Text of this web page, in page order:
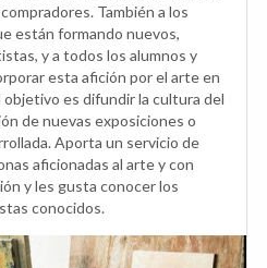
También a los
están formando nuevos,
y a todos los alumnos y
esta afición por el arte en
objetivo es difundir la cultura del
de nuevas exposiciones o
Aporta un servicio de
aficionadas al arte y con
y les gusta conocer los
conocidos.